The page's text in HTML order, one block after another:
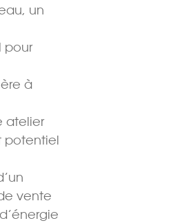
un
pour
à
atelier
potentiel
vente